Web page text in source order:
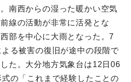
南西からの湿った暖かい空気
線の活動が非常に活発とな
部を中心に大雨となった。7
る被害の復旧が途中の段階で
た。大分地方気象台は12日06
の「これまで経験したことの